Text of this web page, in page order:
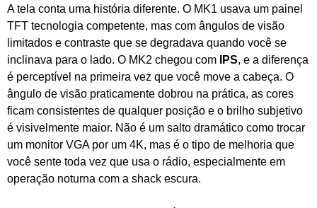
A tela conta uma história diferente. O MK1 usava um painel
TFT tecnologia competente, mas com ângulos de visão
limitados e contraste que se degradava quando você se
inclinava para o lado. O MK2 chegou com
IPS, e a diferença
é perceptível na primeira vez que você move a cabeça. O
ângulo de visão praticamente dobrou na prática, as cores
ficam consistentes de qualquer posição e o brilho subjetivo
é visivelmente maior. Não é um salto dramático como trocar
um monitor VGA por um 4K, mas é o tipo de melhoria que
você sente toda vez que usa o rádio, especialmente em
operação noturna com a shack escura.